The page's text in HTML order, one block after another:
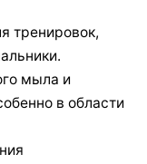
тренировок,
мыла и
в области